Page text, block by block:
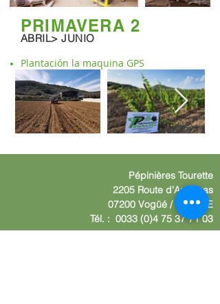
PRIMAVERA 2
ABRIL> JUNIO
Plantación la maquina GPS
Pépinières Tourette
2205 Route d'Aubenas
07200 Vogüé /F
RANCE
Tél. : 0033 (0)4 75 37 71 03